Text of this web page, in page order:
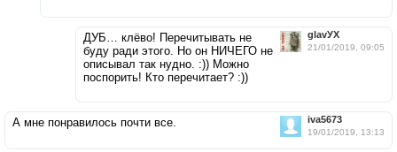
glavУХ
21/01/2019, 09:05
ДУБ… клёво! Перечитывать не
буду ради этого. Но он НИЧЕГО не
описывал так нудно. :)) Можно
поспорить! Кто перечитает? :))
iva5673
19/01/2019, 13:13
А мне понравилось почти все.